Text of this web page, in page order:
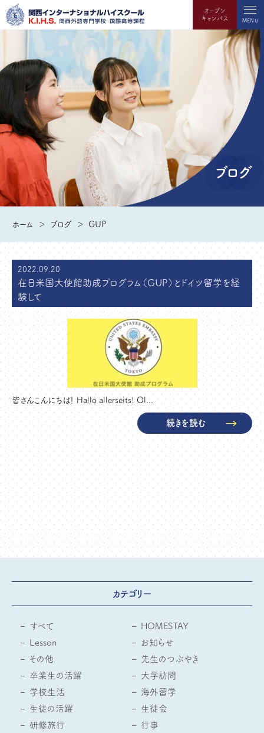
オープン
キャンパス
MENU
ブログ
ホーム ブログ GUP
2022.09.20
在日米国大使館助成プログラム（GUP）とドイツ留学を経
験して
皆さんこんにちは！ Hallo allerseits! Ol...
続きを読む
カテゴリー
すべて
HOMESTAY
Lesson
お知らせ
その他
先生のつぶやき
卒業生の活躍
大学訪問
学校生活
海外留学
生徒の活躍
生徒会
研修旅行
行事